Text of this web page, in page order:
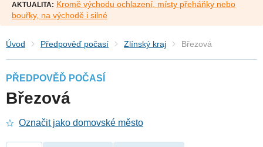
AKTUALITA: Kromě východu ochlazení, místy přeháňky nebo
bouřky, na východě i silné
Úvod Předpověď počasí Zlínský kraj Březová
PŘEDPOVĚĎ POČASÍ
Březová
Označit jako domovské město